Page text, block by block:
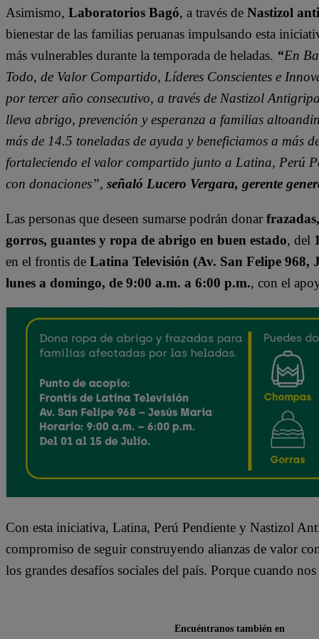
Asimismo, Laboratorios Bagó, a través de Nastizol
bienestar de las familias peruanas impulsando esta
más vulnerables durante la temporada de heladas. “En
Todo, de Valor Compartido, Líderes Conscientes e
por tercer año consecutivo, a través de Nastizol
lleva abrigo, prevención y esperanza a familias
más de 14.5 toneladas de ayuda y beneficiamos a más
fortaleciendo el valor compartido junto a Latina, Perú
con donaciones”, señaló Lucero Vergara, gerente
Las personas que deseen sumarse podrán donar
gorros, guantes y ropa de abrigo en buen estado, del
en el frontis de Latina Televisión (Av. San Felipe 968,
lunes a domingo, de 9:00 a.m. a 6:00 p.m., con el
Con esta iniciativa, Latina, Perú Pendiente y Nastizol
compromiso de seguir construyendo alianzas de valor
los grandes desafíos sociales del país. Porque cuando
Encuéntranos también en